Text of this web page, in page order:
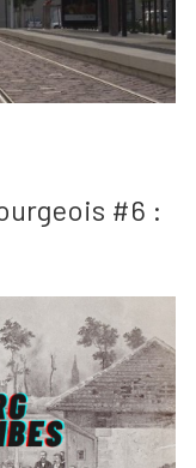
#6 :